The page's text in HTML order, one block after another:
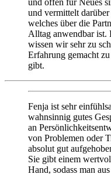
und vermittelt
welches über die
Alltag anwendbar ist.
wissen wir sehr zu
Erfahrung gemacht
gibt.
Fenja ist sehr
wahnsinnig gutes
an
von Problemen oder
absolut gut
Sie gibt einem
Hand, sodass man